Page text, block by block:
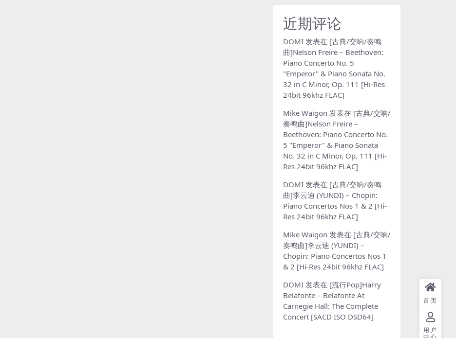
近期评论
DOMI 发表在 [古典/交响/奏鸣
曲]Nelson Freire – Beethoven:
Piano Concerto No. 5
"Emperor" & Piano Sonata No.
32 in C Minor, Op. 111 [Hi-Res
24bit 96khz FLAC]
Mike Waigon 发表在 [古典/交响/
奏鸣曲]Nelson Freire –
Beethoven: Piano Concerto No.
5 "Emperor" & Piano Sonata
No. 32 in C Minor, Op. 111 [Hi-
Res 24bit 96khz FLAC]
DOMI 发表在 [古典/交响/奏鸣
曲]李云迪 (YUNDI) – Chopin:
Piano Concertos Nos 1 & 2 [Hi-
Res 24bit 96khz FLAC]
Mike Waigon 发表在 [古典/交响/
奏鸣曲]李云迪 (YUNDI) –
Chopin: Piano Concertos Nos 1
& 2 [Hi-Res 24bit 96khz FLAC]
DOMI 发表在 [流行Pop]Harry
Belafonte – Belafonte At
Carnegie Hall: The Complete
Concert [SACD ISO DSD64]
首页
用户